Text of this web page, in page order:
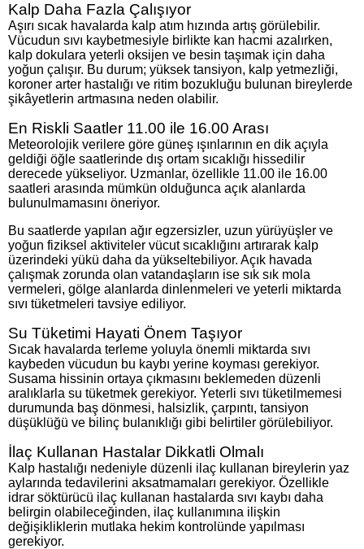
Kalp Daha Fazla Çalışıyor
Aşırı sıcak havalarda kalp atım hızında artış görülebilir.
Vücudun sıvı kaybetmesiyle birlikte kan hacmi azalırken,
kalp dokulara yeterli oksijen ve besin taşımak için daha
yoğun çalışır. Bu durum; yüksek tansiyon, kalp yetmezliği,
koroner arter hastalığı ve ritim bozukluğu bulunan bireylerde
şikâyetlerin artmasına neden olabilir.
En Riskli Saatler 11.00 ile 16.00 Arası
Meteorolojik verilere göre güneş ışınlarının en dik açıyla
geldiği öğle saatlerinde dış ortam sıcaklığı hissedilir
derecede yükseliyor. Uzmanlar, özellikle 11.00 ile 16.00
saatleri arasında mümkün olduğunca açık alanlarda
bulunulmamasını öneriyor.
Bu saatlerde yapılan ağır egzersizler, uzun yürüyüşler ve
yoğun fiziksel aktiviteler vücut sıcaklığını artırarak kalp
üzerindeki yükü daha da yükseltebiliyor. Açık havada
çalışmak zorunda olan vatandaşların ise sık sık mola
vermeleri, gölge alanlarda dinlenmeleri ve yeterli miktarda
sıvı tüketmeleri tavsiye ediliyor.
Su Tüketimi Hayati Önem Taşıyor
Sıcak havalarda terleme yoluyla önemli miktarda sıvı
kaybeden vücudun bu kaybı yerine koyması gerekiyor.
Susama hissinin ortaya çıkmasını beklemeden düzenli
aralıklarla su tüketmek gerekiyor. Yeterli sıvı tüketilmemesi
durumunda baş dönmesi, halsizlik, çarpıntı, tansiyon
düşüklüğü ve bilinç bulanıklığı gibi belirtiler görülebiliyor.
İlaç Kullanan Hastalar Dikkatli Olmalı
Kalp hastalığı nedeniyle düzenli ilaç kullanan bireylerin yaz
aylarında tedavilerini aksatmamaları gerekiyor. Özellikle
idrar söktürücü ilaç kullanan hastalarda sıvı kaybı daha
belirgin olabileceğinden, ilaç kullanımına ilişkin
değişikliklerin mutlaka hekim kontrolünde yapılması
gerekiyor.